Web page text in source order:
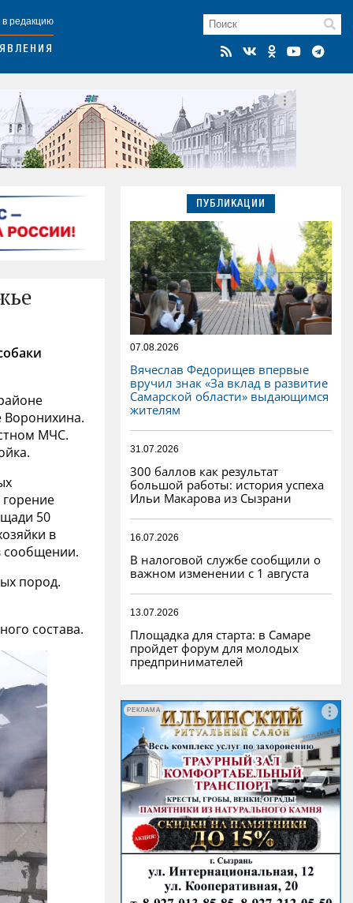
в редакцию
Воронихина.
МЧС.
50
в
сообщении.
пород.
состава.
ПУБЛИКАЦИИ
07.08.2026
Вячеслав Федорищев впервые
вручил знак «За вклад в развитие
Самарской области» выдающимся
жителям
31.07.2026
300 баллов как результат
большой работы: история успеха
Ильи Макарова из Сызрани
16.07.2026
В налоговой службе сообщили о
важном изменении с 1 августа
13.07.2026
Площадка для старта: в Самаре
пройдет форум для молодых
предпринимателей
РЕКЛАМА